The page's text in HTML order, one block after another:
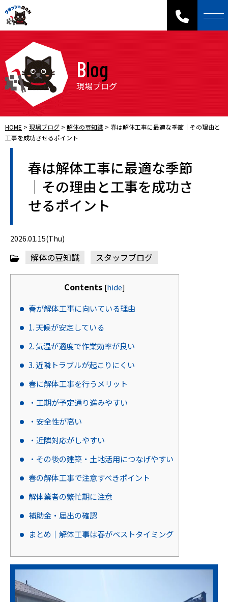
Blog
現場ブログ
HOME > 現場ブログ > 解体の豆知識 > 春は解体工事に最適な季節｜その理由と
工事を成功させるポイント
春は解体工事に最適な季節
｜その理由と工事を成功さ
せるポイント
2026.01.15(Thu)
解体の豆知識 スタッフブログ
Contents [hide]
春が解体工事に向いている理由
1. 天候が安定している
2. 気温が適度で作業効率が良い
3. 近隣トラブルが起こりにくい
春に解体工事を行うメリット
・工期が予定通り進みやすい
・安全性が高い
・近隣対応がしやすい
・その後の建築・土地活用につなげやすい
春の解体工事で注意すべきポイント
解体業者の繁忙期に注意
補助金・届出の確認
まとめ｜解体工事は春がベストタイミング